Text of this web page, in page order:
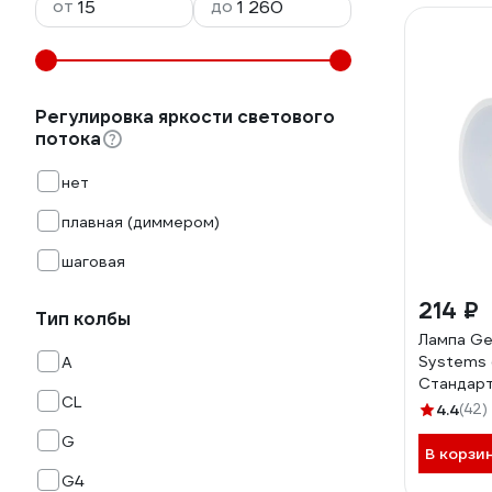
от
до
Регулировка яркости светового
потока
нет
плавная (диммером)
шаговая
Тип колбы
A
CL
G
G4
214 ₽
Лампа
Systems
GU5.3-
661022
4.4(42)
В